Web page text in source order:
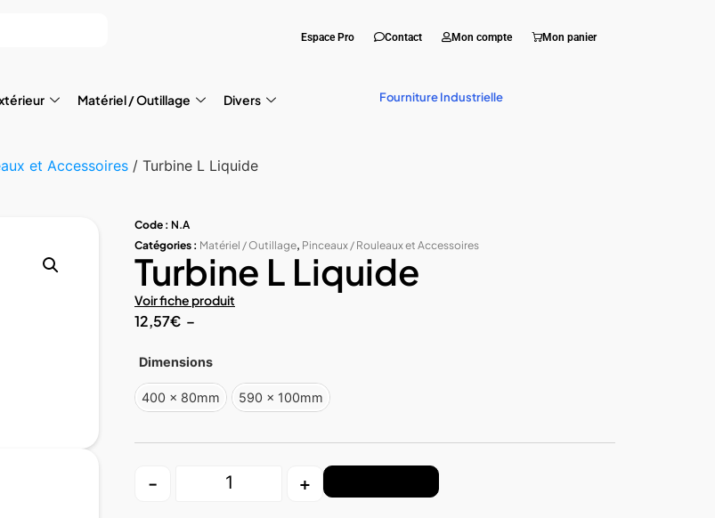
Espace Pro Contact Mon compte Mon panier
Matériel / Outillage Divers Fourniture Industrielle
et Accessoires / Turbine L Liquide
Code : N.A
Catégories : Matériel / Outillage, Pinceaux / Rouleaux et Accessoires
Turbine L Liquide
Voir fiche produit
12,57€ –
Dimensions
400 x 80mm 590 x 100mm
- +